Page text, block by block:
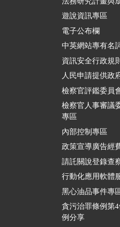
遊說資訊專區
電子公布欄
中英網站專有名
資訊安全行政規則
人民申請提供政
檢察官評鑑委員
檢察官人事審議
專區
內部控制專區
政策宣導廣告經
請託關說登錄查
行動化應用軟體
黑心油品事件專
貪污治罪條例第
例分享